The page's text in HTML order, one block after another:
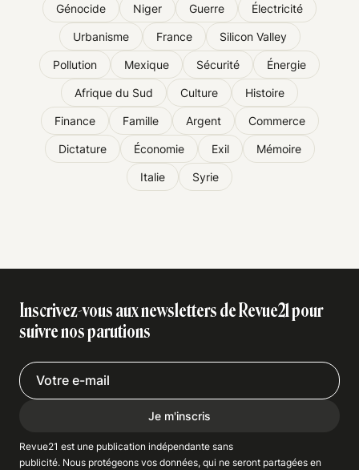
Génocide Niger Guerre Électricité
Urbanisme France Silicon Valley
Pollution Mexique Sécurité Énergie
Afrique du Sud Culture Histoire
Finance Famille Argent Commerce
Dictature Économie Exil Mémoire
Italie Syrie
Inscrivez-vous aux newsletters de Revue21 pour
suivre nos parutions
Je m'inscris
Revue21 est une publication indépendante sans
publicité. Nous protégeons vos données, qui ne seront partagées en